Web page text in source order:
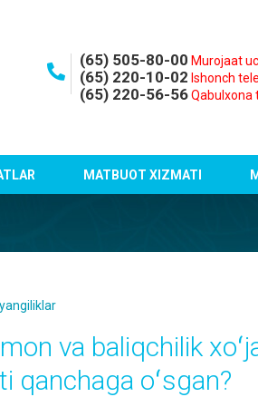
(65) 505-80-00 Murojaat
(65) 220-10-02 Ishonch
(65) 220-56-56 Qabulxona
MATBUOT XIZMATI
va baliqchilik
qanchaga oʻsgan?